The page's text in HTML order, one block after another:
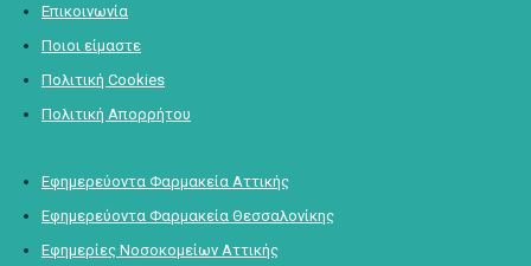
Επικοινωνία
Ποιοι είμαστε
Πολιτική Cookies
Πολιτική Απορρήτου
Εφημερεύοντα Φαρμακεία Αττικής
Εφημερεύοντα Φαρμακεία Θεσσαλονίκης
Εφημερίες Νοσοκομείων Αττικής